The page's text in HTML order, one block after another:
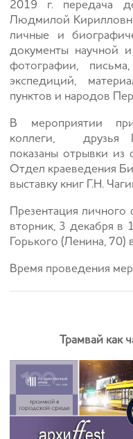
2019 г. передача
Людмилой
личные и
документы научной
фотографии,
экспедиций,
пунктов и народов
В мероприятии
коллеги, друзья
показаны отрывки
Отдел краеведения
выставку книг Г.Н.
Презентация личного
вторник, 3 декабря в
Горького (Ленина, 70)
Время проведения
Трамвай как